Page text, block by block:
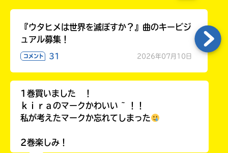
『ウタヒメは世界を滅ぼすか？』曲のキービジ
ュアル募集！
コメント 31 2026年07月10日
1巻買いました ！
ｋｉｒａのマークかわいい ~ ！！
私が考えたマークか忘れてしまった
2巻楽しみ！
で、
も
う
認
て
み